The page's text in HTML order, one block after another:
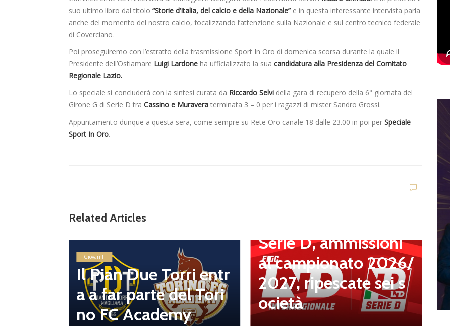
suo ultimo libro dal titolo “Storie d’Italia, del calcio e della Nazionale” e in questa interessante intervista parla
anche del momento del nostro calcio, focalizzando l’attenzione sulla Nazionale e sul centro tecnico federale
di Coverciano.
Poi proseguiremo con l’estratto della trasmissione Sport In Oro di domenica scorsa durante la quale il
Presidente dell’Ostiamare Luigi Lardone ha ufficializzato la sua candidatura alla Presidenza del Comitato
Regionale Lazio.
Lo speciale si concluderà con la sintesi curata da Riccardo Selvi della gara di recupero della 6° giornata del
Girone G di Serie D tra Cassino e Muravera terminata 3 – 0 per i ragazzi di mister Sandro Grossi.
Appuntamento dunque a questa sera, come sempre su Rete Oro canale 18 dalle 23.00 in poi per Speciale
Sport In Oro.
Related Articles
Giovanili
Il Pian Due Torri entr
a a far parte del Tori
no FC Academy
Serie D, ammissioni
al campionato 2026/
2027, ripescate sei s
ocietà
i